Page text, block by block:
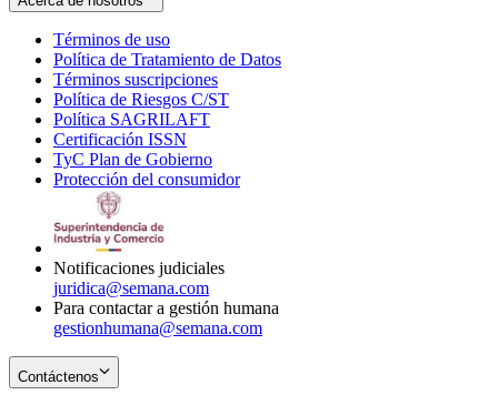
Términos de uso
in
new
window
Política de Tratamiento de Datos
Términos suscripciones
in
Política de Riesgos C/ST
Política SAGRILAFT
new
window
Certificación ISSN
in
new
TyC Plan de Gobierno
in
Protección del consumidorOpens
Notificaciones judiciales
juridica@semana.com
Para contactar a gestión humana
gestionhumana@semana.com
Contáctenos